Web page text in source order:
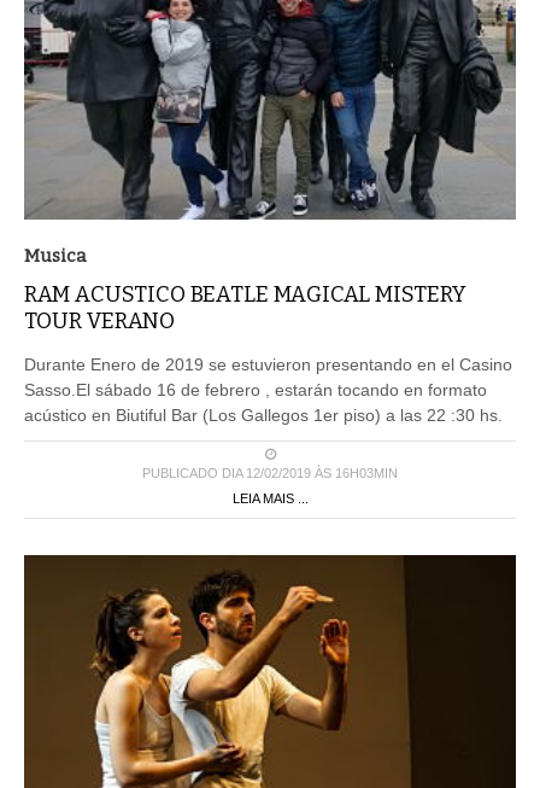
Musica
RAM ACUSTICO BEATLE MAGICAL MISTERY
TOUR VERANO
Durante Enero de 2019 se estuvieron presentando en el Casino
Sasso.El sábado 16 de febrero , estarán tocando en formato
acústico en Biutiful Bar (Los Gallegos 1er piso) a las 22 :30 hs.
PUBLICADO DIA 12/02/2019 ÀS 16H03MIN
LEIA MAIS ...